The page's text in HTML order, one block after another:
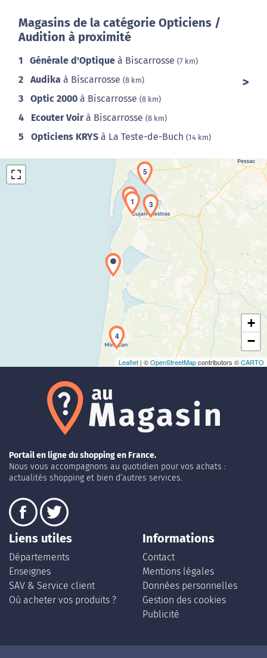
Magasins de la catégorie Opticiens /
Audition à proximité
1 Générale d'Optique à Biscarrosse (7 km)
2 Audika à Biscarrosse (8 km)
3 Optic 2000 à Biscarrosse (8 km)
4 Ecouter Voirà Biscarrosse (8 km)
5 Opticiens KRYS à La Teste-de-Buch (14 km)
Chargement de la carte en cours...
1
2
3
4
5
+
−
Leaflet | ©OpenStreetMapcontributors ©CARTO
Portail en ligne du shopping en France.
Nous vous accompagnons au quotidien pour vos achats :
actualités shopping et bien d’autres services.
Liens utiles
Départements
Enseignes
SAV & Service client
Où acheter vos produits ?
Informations
Contact
Mentions légales
Données personnelles
Gestion des cookies
Publicité